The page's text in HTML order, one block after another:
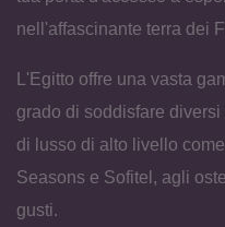
nell'affascinante terra dei
L'Egitto offre una vasta
grado di soddisfare
di lusso di alto livello
Seasons e Sofitel, agli
gusti.